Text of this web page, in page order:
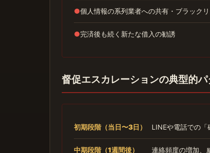
●個人情報の系列業者への共有・ブラック
●完済後も続く新たな借入の勧誘
督促エスカレーションの典型的パ
初期段階（当日〜3日） LINEや電話での
中期段階（1週間後） 連絡頻度の増加、